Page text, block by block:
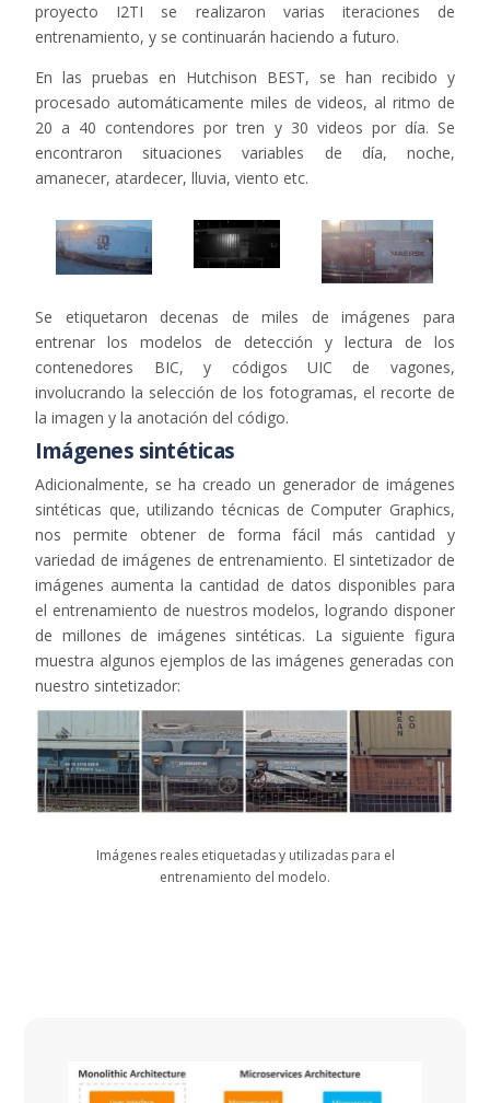
proyecto I2TI se realizaron varias iteraciones de
entrenamiento, y se continuarán haciendo a futuro.
En las pruebas en Hutchison BEST, se han recibido y
procesado automáticamente miles de videos, al ritmo de
20 a 40 contendores por tren y 30 videos por día. Se
encontraron situaciones variables de día, noche,
amanecer, atardecer, lluvia, viento etc.
Se etiquetaron decenas de miles de imágenes para
entrenar los modelos de detección y lectura de los
contenedores BIC, y códigos UIC de vagones,
involucrando la selección de los fotogramas, el recorte de
la imagen y la anotación del código.
Imágenes sintéticas
Adicionalmente, se ha creado un generador de imágenes
sintéticas que, utilizando técnicas deComputer Graphics,
nos permite obtener de forma fácil más cantidad y
variedad de imágenes de entrenamiento. El sintetizador de
imágenes aumenta la cantidad de datos disponibles para
el entrenamiento de nuestros modelos, logrando disponer
de millones de imágenes sintéticas. La siguiente figura
muestra algunos ejemplos de las imágenes generadas con
nuestro sintetizador:
Imágenes reales etiquetadas y utilizadas para el
entrenamiento del modelo.